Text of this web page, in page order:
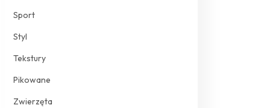
Sport
Styl
Tekstury
Pikowane
Zwierzęta